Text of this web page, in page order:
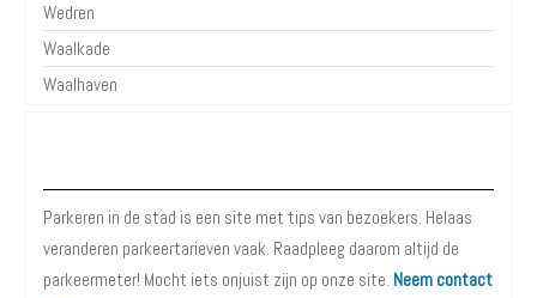
Wedren
Waalkade
Waalhaven
Parkeren in de stad is een site met tips van bezoekers. Helaas
veranderen parkeertarieven vaak. Raadpleeg daarom altijd de
parkeermeter! Mocht iets onjuist zijn op onze site. Neem contact